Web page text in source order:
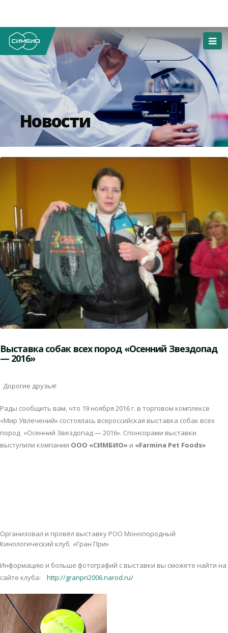
Новости
Выставка собак всех пород «Осенний Звездопад
— 2016»
Дорогие друзья!
Рады сообщить вам, что 19 ноября 2016 г. в торговом комплексе
«Мир Увлечений» состоялась всероссийская выставка собак всех
пород «Осенний Звездопад — 2016». Спонсорами выставки
выступили компании ООО «СИМБИО» и «Farmina Pet Foods»
Организовал и провёл выставку РОО Монопородный
Кинологический клуб «Гран При»
Информацию и больше фотографий с выставки вы сможете найти на
сайте клуба: http://granpri2006.narod.ru/